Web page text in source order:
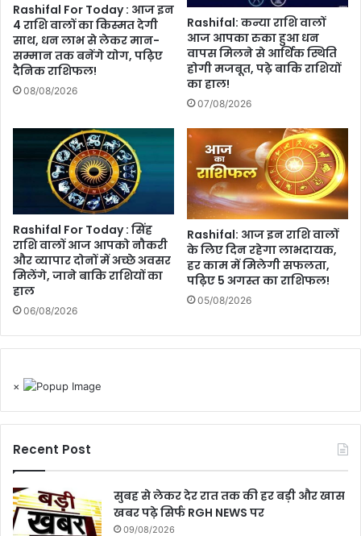
Rashifal For Today : आज इन
4 राशि वालों का किस्मत देगी
साथ, धन लाभ से लेकर मान-
सम्मान तक बनेंगे योग, पढ़िए
दैनिक राशिफल!
08/08/2026
Rashifal: कन्या राशि वालों
आज आपका रुका हुआ धन
वापस मिलने से आर्थिक स्थिति
होगी मजबूत, पढ़े बाकि राशियों
का हाल!
07/08/2026
Rashifal For Today : सिंह
राशि वालों आज आपको नौकरी
और व्यापार दोनों में अच्छे अवसर
मिलेंगे, जाने बाकि राशियों का
हाल
06/08/2026
Rashifal: आज इन राशि वालों
के लिए दिन रहेगा लाभदायक,
हर काम में मिलेगी सफलता,
पढ़िए 5 अगस्त का राशिफल!
05/08/2026
×
Recent Post
सुबह से लेकर देर रात तक की हर बड़ी और खास
खबर पढ़े सिर्फ RGH NEWS पर
09/08/2026